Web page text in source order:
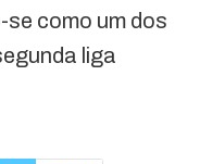
se como um dos
liga